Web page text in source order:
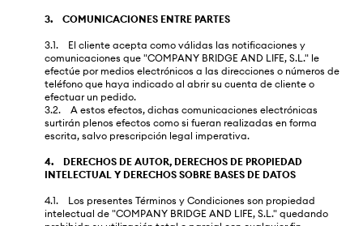
3. COMUNICACIONES ENTRE PARTES
3.1. El cliente acepta como válidas las notificaciones y
comunicaciones que "COMPANY BRIDGE AND LIFE, S.L." le
efectúe por medios electrónicos a las direcciones o números de
teléfono que haya indicado al abrir su cuenta de cliente o
efectuar un pedido.
3.2. A estos efectos, dichas comunicaciones electrónicas
surtirán plenos efectos como si fueran realizadas en forma
escrita, salvo prescripción legal imperativa.
4. DERECHOS DE AUTOR, DERECHOS DE PROPIEDAD
INTELECTUAL Y DERECHOS SOBRE BASES DE DATOS
4.1. Los presentes Términos y Condiciones son propiedad
intelectual de "COMPANY BRIDGE AND LIFE, S.L." quedando